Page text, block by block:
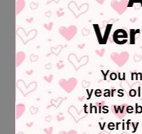
You
years
this
verify